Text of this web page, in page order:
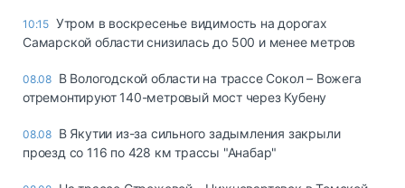
10:15 Утром в воскресенье видимость на дорогах
Самарской области снизилась до 500 и менее метров
08.08 В Вологодской области на трассе Сокол – Вожега
отремонтируют 140-метровый мост через Кубену
08.08 В Якутии из-за сильного задымления закрыли
проезд со 116 по 428 км трассы "Анабар"